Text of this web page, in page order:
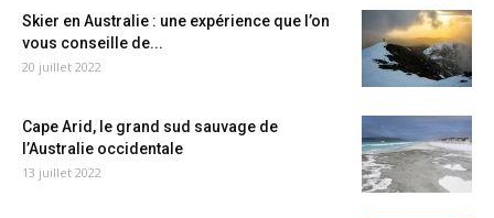
Skier en Australie : une expérience que l’on
vous conseille de...
20 juillet 2022
Cape Arid, le grand sud sauvage de
l’Australie occidentale
13 juillet 2022